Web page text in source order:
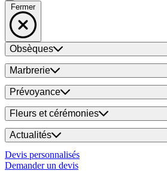
Fermer
Obsèques
Marbrerie
Prévoyance
Fleurs et cérémonies
Actualités
Devis personnalisés
Demander un devis